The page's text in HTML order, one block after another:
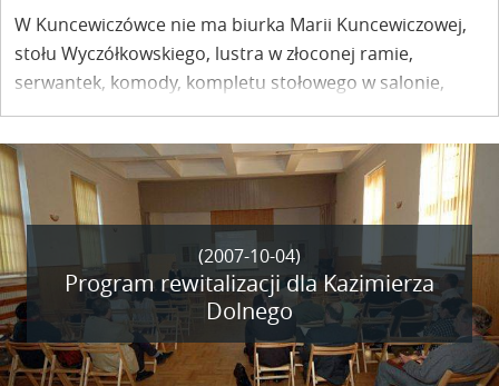
W Kuncewiczówce nie ma biurka Marii Kuncewiczowej,
stołu Wyczółkowskiego, lustra w złoconej ramie,
serwantek, komody, kompletu stołowego w salonie,
mebli kuchennych, foteli, stolików i zydelków oraz
większości krzeseł. Gdzie zniknęły?
(2007-10-04)
Program rewitalizacji dla Kazimierza
Dolnego